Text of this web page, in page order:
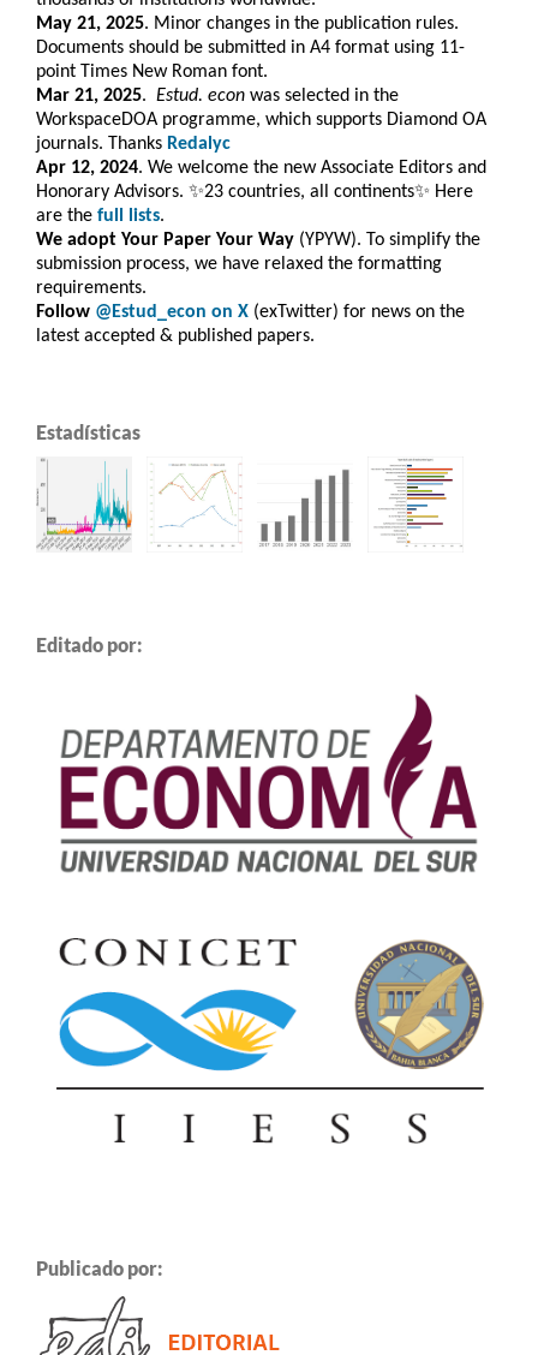
May 21, 2025. Minor changes in the publication rules.
Documents should be submitted in A4 format using 11-
point Times New Roman font.
Mar 21, 2025. Estud. econ was selected in the
WorkspaceDOA programme, which supports Diamond OA
journals. Thanks Redalyc
Apr 12, 2024. We welcome the new Associate Editors and
Honorary Advisors. ✨23 countries, all continents✨ Here
are the full lists.
We adopt Your Paper Your Way (YPYW). To simplify the
submission process, we have relaxed the formatting
requirements.
Follow @Estud_econ on X (exTwitter) for news on the
latest accepted & published papers.
Estadísticas
Editado por:
Publicado por: